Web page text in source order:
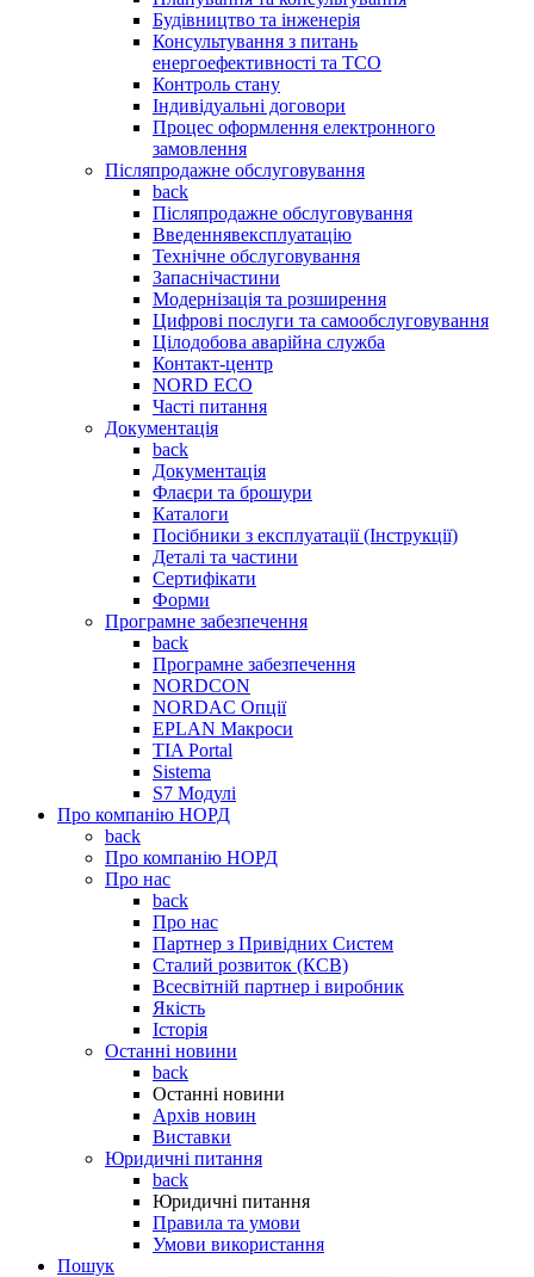
Будівництво та інженерія
Консультування з питань
енергоефективності та TCO
Контроль стану
Індивідуальні договори
Процес оформлення електронного
замовлення
Післяпродажне обслуговування
back
Післяпродажне обслуговування
Введеннявексплуатацію
Технічне обслуговування
Запаснічастини
Модернізація та розширення
Цифрові послуги та самообслуговування
Цілодобова аварійна служба
Контакт-центр
NORD ECO
Часті питання
Документація
back
Документація
Флаєри та брошури
Каталоги
Посібники з експлуатації (Інструкції)
Деталі та частини
Сертифікати
Форми
Програмне забезпечення
back
Програмне забезпечення
NORDCON
NORDAC Опції
EPLAN Макроси
TIA Portal
Sistema
S7 Модулі
Про компанію НОРД
back
Про компанію НОРД
Про нас
back
Про нас
Партнер з Привідних Систем
Сталий розвиток (КСВ)
Всесвітній партнер і виробник
Якість
Історія
Останні новини
back
Останні новини
Архів новин
Виставки
Юридичні питання
back
Юридичні питання
Правила та умови
Умови використання
Пошук